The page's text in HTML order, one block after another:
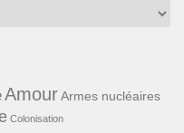
AmourArmes nucléaires
Colonisation